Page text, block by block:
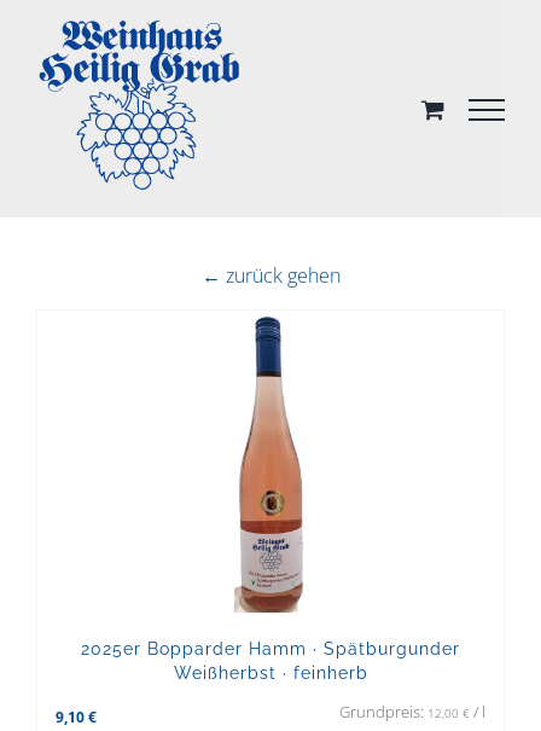
content
← zurück gehen
2025er Bopparder Hamm · Spätburgunder
Weißherbst · feinherb
9,10 € Grundpreis: 12,00 € / l